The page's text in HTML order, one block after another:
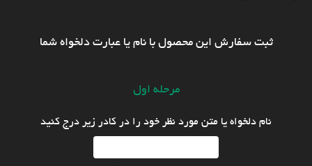
ثبت سفارش این محصول با نام یا عبارت دلخواه شما
مرحله اول
نام دلخواه یا متن مورد نظر خود را در کادر زیر درج کنید